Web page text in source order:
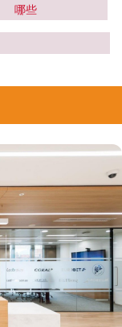
哪些